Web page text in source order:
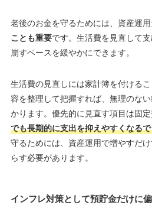
老後のお金を守るためには、資産運用
ことも重要です。生活費を見直して
崩すペースを緩やかにできます。
生活費の見直しには家計簿を付ける
容を整理して把握すれば、無理のな
かります。優先的に見直す項目は固定
でも長期的に支出を抑えやすくなる
守るためには、資産運用で増やすだ
らす必要があります。
インフレ対策として預貯金だけに